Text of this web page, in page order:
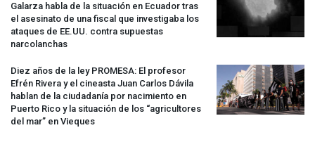
Galarza habla de la situación en Ecuador tras
el asesinato de una fiscal que investigaba los
ataques de EE.UU. contra supuestas
narcolanchas
Diez años de la ley PROMESA: El profesor
Efrén Rivera y el cineasta Juan Carlos Dávila
hablan de la ciudadanía por nacimiento en
Puerto Rico y la situación de los “agricultores
del mar” en Vieques